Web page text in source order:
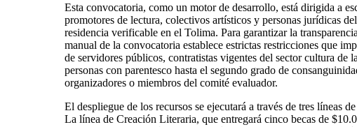
Esta convocatoria, como un motor de desarrollo, está dirigida a
promotores de lectura, colectivos artísticos y personas jurídicas
residencia verificable en el Tolima. Para garantizar la
manual de la convocatoria establece estrictas restricciones que
de servidores públicos, contratistas vigentes del sector cultura de
personas con parentesco hasta el segundo grado de
organizadores o miembros del comité evaluador.
El despliegue de los recursos se ejecutará a través de tres líneas
La línea de Creación Literaria, que entregará cinco becas de